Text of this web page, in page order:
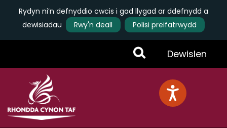
Rydyn ni’n defnyddio cwcis i gad llygad ar ddefnydd a
dewisiadau
Rwy'n deall
Polisi preifatrwydd
Toggle
Menu
Dewislen